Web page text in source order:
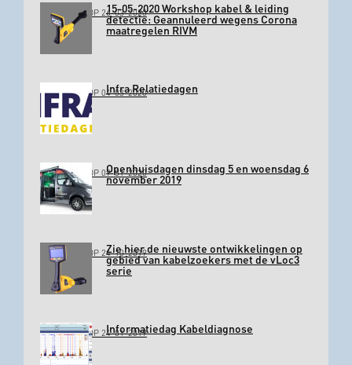
GEPLAATST OP 26-03-202015-05-2020 Workshop kabel & leiding
detectie: Geannuleerd wegens Corona
maatregelen RIVM
GEPLAATST OP 04-03-2020Infra Relatiedagen
GEPLAATST OP 09-01-2020Openhuisdagen dinsdag 5 en woensdag 6
november 2019
GEPLAATST OP 24-10-2019Zie hier de nieuwste ontwikkelingen op
gebied van kabelzoekers met de vLoc3
serie
GEPLAATST OP 24-01-2019Informatiedag Kabeldiagnose